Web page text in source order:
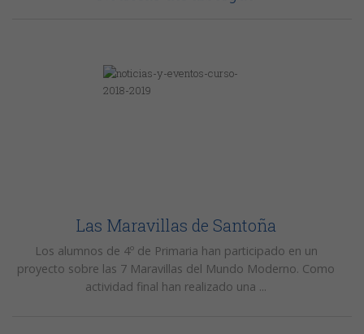
Las Maravillas de Santoña
Los alumnos de 4º de Primaria han participado en un
proyecto sobre las 7 Maravillas del Mundo Moderno. Como
actividad final han realizado una ...